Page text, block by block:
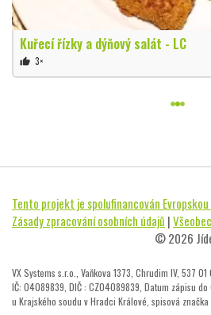
Kuřecí řízky a dýňový salát - LC
thumb_up 3×
Tento projekt je spolufinancován
Zásady zpracování osobních údajů |
© 2026
VX Systems s.r.o., Vaňkova 1373, Chrudim IV, 537 01
IČ: 04089839, DIČ : CZ04089839, Datum zápisu do
u Krajského soudu v Hradci Králové, spisová